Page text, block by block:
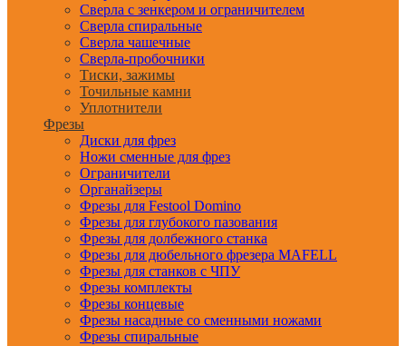
Сверла с зенкером и ограничителем
Сверла спиральные
Сверла чашечные
Сверла-пробочники
Тиски, зажимы
Точильные камни
Уплотнители
Фрезы
Диски для фрез
Ножи сменные для фрез
Ограничители
Органайзеры
Фрезы для Festool Domino
Фрезы для глубокого пазования
Фрезы для долбежного станка
Фрезы для дюбельного фрезера MAFELL
Фрезы для станков с ЧПУ
Фрезы комплекты
Фрезы концевые
Фрезы насадные со сменными ножами
Фрезы спиральные